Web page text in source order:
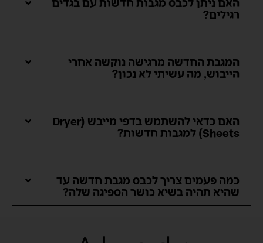
האם ניתן לכבס מגבות חדשות עם בגדים
רגילים?
המגבת החדשה מרגישה נוקשה אחרי
הייבוש, מה עשיתי לא נכון?
האם כדאי להשתמש בדפי מייבש (Dryer
Sheets) למגבות חדשות?
כמה פעמים צריך לכבס מגבת חדשה עד
שהיא תהיה בשיא כושר הספיגה שלה?